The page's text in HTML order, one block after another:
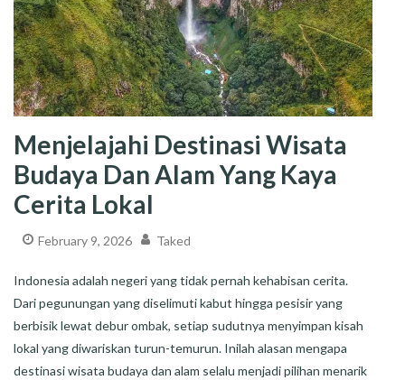
Menjelajahi Destinasi Wisata
Budaya Dan Alam Yang Kaya
Cerita Lokal
February 9, 2026 Taked
Indonesia adalah negeri yang tidak pernah kehabisan cerita.
Dari pegunungan yang diselimuti kabut hingga pesisir yang
berbisik lewat debur ombak, setiap sudutnya menyimpan kisah
lokal yang diwariskan turun-temurun. Inilah alasan mengapa
destinasi wisata budaya dan alam selalu menjadi pilihan menarik